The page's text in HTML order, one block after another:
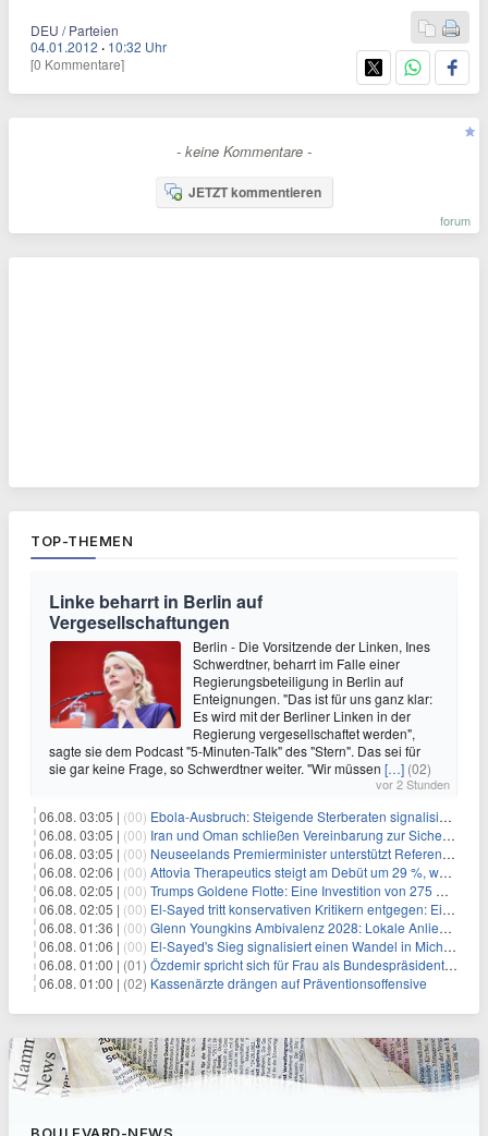
DEU / Parteien
04.01.2012 · 10:32 Uhr
[0 Kommentare]
- keine Kommentare -
JETZT kommentieren
forum
TOP-THEMEN
Linke beharrt in Berlin auf
Vergesellschaftungen
Berlin - Die Vorsitzende der Linken, Ines
Schwerdtner, beharrt im Falle einer
Regierungsbeteiligung in Berlin auf
Enteignungen. "Das ist für uns ganz klar:
Es wird mit der Berliner Linken in der
Regierung vergesellschaftet werden",
sagte sie dem Podcast "5-Minuten-Talk" des "Stern". Das sei für
sie gar keine Frage, so Schwerdtner weiter. "Wir müssen […] (02)
vor 2 Stunden
06.08. 03:05 | (00) Ebola-Ausbruch: Steigende Sterberaten signalisieren dringenden Bedarf an verbesserter Gesundheitsinfrastruktur
06.08. 03:05 | (00) Iran und Oman schließen Vereinbarung zur Sicherung des Schiffsverkehrs durch die Straße von Hormuz
06.08. 03:05 | (00) Neuseelands Premierminister unterstützt Referendum über das Wahlsystem: Ein Schritt in Richtung verbesserter demokratischer Beteiligung
06.08. 02:06 | (00) Attovia Therapeutics steigt am Debüt um 29 %, was starkes Investorenvertrauen in biotechnologische Innovation signalisiert
06.08. 02:05 | (00) Trumps Goldene Flotte: Eine Investition von 275 Milliarden Dollar in militärische Macht
06.08. 02:05 | (00) El-Sayed tritt konservativen Kritikern entgegen: Ein Blick auf die wirtschaftliche Landschaft
06.08. 01:36 | (00) Glenn Youngkins Ambivalenz 2028: Lokale Anliegen mit nationalen Ambitionen in Einklang bringen
06.08. 01:06 | (00) El-Sayed's Sieg signalisiert einen Wandel in Michigans politischer Landschaft
06.08. 01:00 | (01) Özdemir spricht sich für Frau als Bundespräsidentin aus
06.08. 01:00 | (02) Kassenärzte drängen auf Präventionsoffensive